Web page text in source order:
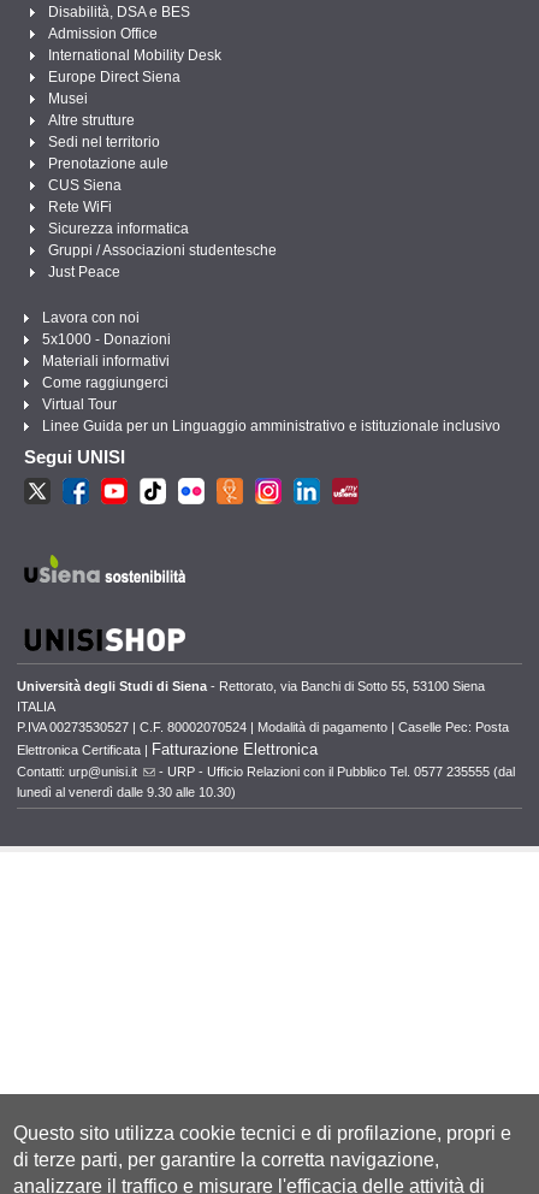
Disabilità, DSA e BES
Admission Office
International Mobility Desk
Europe Direct Siena
Musei
Altre strutture
Sedi nel territorio
Prenotazione aule
CUS Siena
Rete WiFi
Sicurezza informatica
Gruppi / Associazioni studentesche
Just Peace
Lavora con noi
5x1000 - Donazioni
Materiali informativi
Come raggiungerci
Virtual Tour
Linee Guida per un Linguaggio amministrativo e istituzionale inclusivo
Segui UNISI
Università degli Studi di Siena - Rettorato, via Banchi di Sotto 55, 53100 Siena
ITALIA
P.IVA 00273530527 | C.F. 80002070524 | Modalità di pagamento |Caselle Pec: Posta
Elettronica Certificata | Fatturazione Elettronica
Contatti:urp@unisi.it
- URP - Ufficio Relazioni con il Pubblico Tel. 0577 235555 (dal
lunedì al venerdì dalle 9.30 alle 10.30)
Questo sito utilizza cookie tecnici e di profilazione, propri e
di terze parti, per garantire la corretta navigazione,
analizzare il traffico e misurare l'efficacia delle attività di